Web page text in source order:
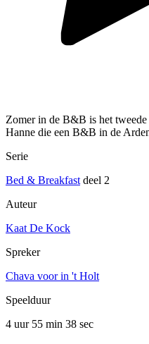
Zomer in de B&B is het
Hanne die een B&B in de
Serie
Bed & Breakfast deel 2
Auteur
Kaat De Kock
Spreker
Chava voor in 't Holt
Speelduur
4 uur 55 min 38 sec